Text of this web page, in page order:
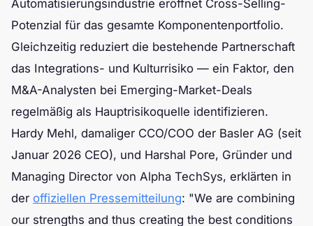
Automatisierungsindustrie eröffnet Cross-Selling-
Potenzial für das gesamte Komponentenportfolio.
Gleichzeitig reduziert die bestehende Partnerschaft
das Integrations- und Kulturrisiko — ein Faktor, den
M&A-Analysten bei Emerging-Market-Deals
regelmäßig als Hauptrisikoquelle identifizieren.
Hardy Mehl, damaliger CCO/COO der Basler AG (seit
Januar 2026 CEO), und Harshal Pore, Gründer und
Managing Director von Alpha TechSys, erklärten in
der offiziellen Pressemitteilung: "We are combining
our strengths and thus creating the best conditions